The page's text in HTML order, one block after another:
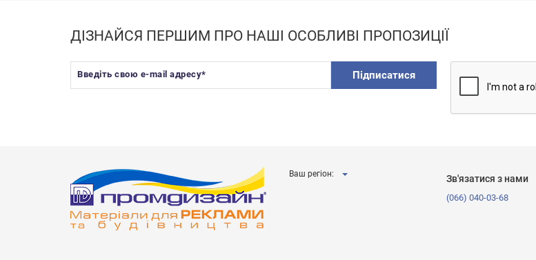
ДІЗНАЙСЯ ПЕРШИМ ПРО НАШІ ОСОБЛИВІ ПРОПОЗИЦІЇ
Введіть свою e-mail адресу* Підписатися
Ваш регіон: Зв'язатися з нами
(066) 040-03-68